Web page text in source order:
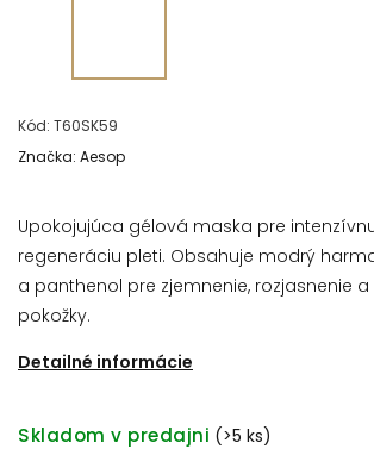
Kód: T60SK59
Upokojujúca gélová maska pre
regeneráciu pleti. Obsahuje modrý
a panthenol pre zjemnenie, rozjasnenie
pokožky.
Detailné informácie
Značka: Aesop
Skladom v predajni (>5 ks)